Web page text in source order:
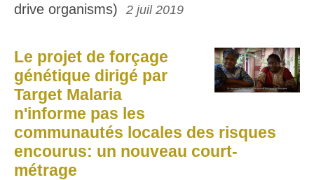
drive organisms)
2 juil 2019
Le projet de forçage
génétique dirigé par
Target Malaria
n'informe pas les
communautés locales des risques
encourus: un nouveau court-
métrage